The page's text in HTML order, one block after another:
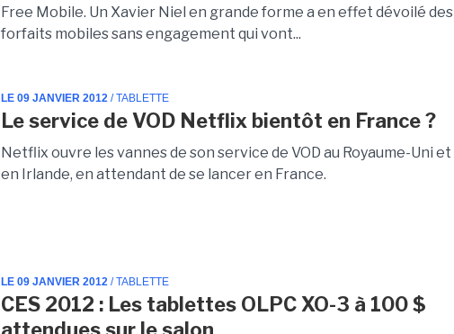
Free Mobile. Un Xavier Niel en grande forme a en effet dévoilé des
forfaits mobiles sans engagement qui vont...
LE 09 JANVIER 2012 / TABLETTE
Le service de VOD Netflix bientôt en France ?
Netflix ouvre les vannes de son service de VOD au Royaume-Uni et
en Irlande, en attendant de se lancer en France.
LE 09 JANVIER 2012 / TABLETTE
CES 2012 : Les tablettes OLPC XO-3 à 100 $